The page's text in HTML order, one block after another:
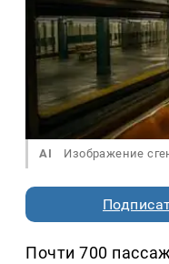
AI Изображение
Почти 700